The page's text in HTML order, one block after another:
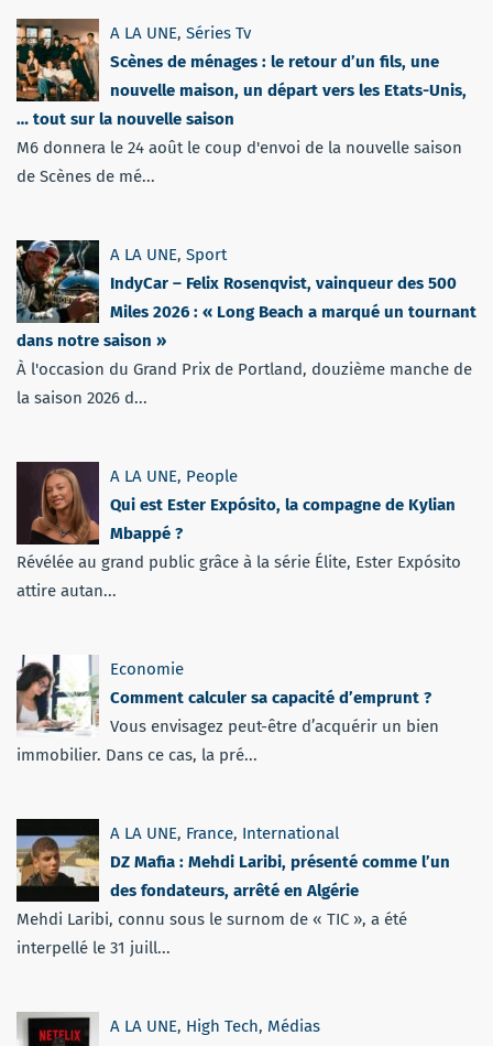
A LA UNE, Séries Tv
Scènes de ménages : le retour d’un fils, une
nouvelle maison, un départ vers les Etats-Unis,
… tout sur la nouvelle saison
M6 donnera le 24 août le coup d'envoi de la nouvelle saison
de Scènes de mé...
A LA UNE, Sport
IndyCar – Felix Rosenqvist, vainqueur des 500
Miles 2026 : « Long Beach a marqué un tournant
dans notre saison »
À l'occasion du Grand Prix de Portland, douzième manche de
la saison 2026 d...
A LA UNE, People
Qui est Ester Expósito, la compagne de Kylian
Mbappé ?
Révélée au grand public grâce à la série Élite, Ester Expósito
attire autan...
Economie
Comment calculer sa capacité d’emprunt ?
Vous envisagez peut-être d’acquérir un bien
immobilier. Dans ce cas, la pré...
A LA UNE, France, International
DZ Mafia : Mehdi Laribi, présenté comme l’un
des fondateurs, arrêté en Algérie
Mehdi Laribi, connu sous le surnom de « TIC », a été
interpellé le 31 juill...
A LA UNE, High Tech, Médias